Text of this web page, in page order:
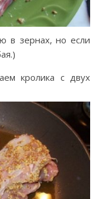
в зернах, но если
кролика с двух